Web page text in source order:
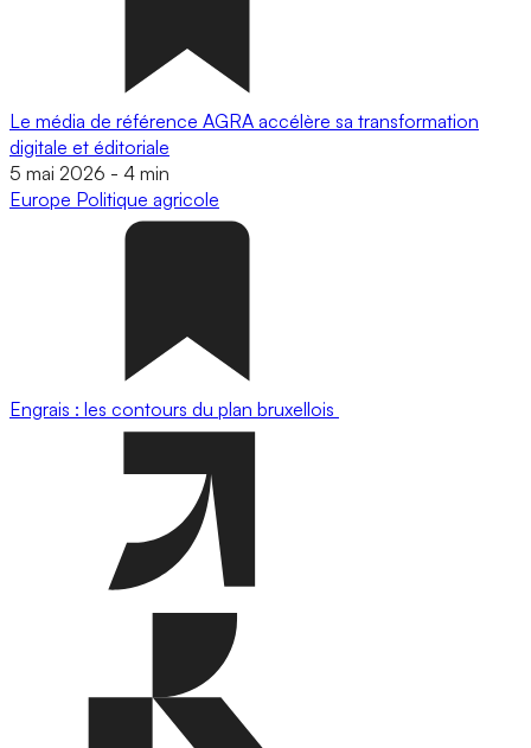
Le média de référence AGRA accélère sa transformation
digitale et éditoriale
5 mai 2026 - 4 min
Europe Politique agricole
Engrais : les contours du plan bruxellois